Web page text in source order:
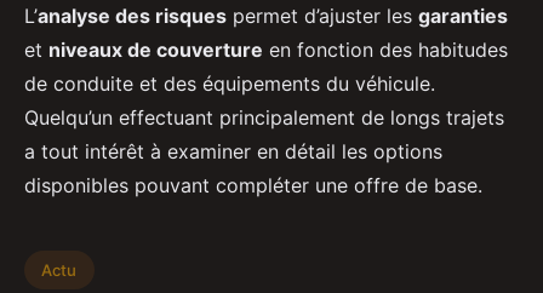
L’analyse des risques permet d’ajuster les garanties
et niveaux de couverture en fonction des habitudes
de conduite et des équipements du véhicule.
Quelqu’un effectuant principalement de longs trajets
a tout intérêt à examiner en détail les options
disponibles pouvant compléter une offre de base.
Actu